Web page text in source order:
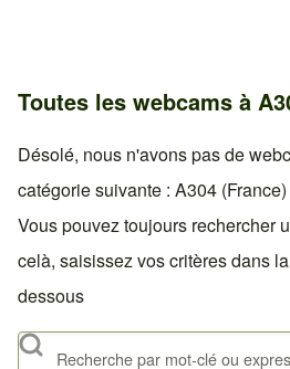
Toutes les webcams à
Désolé, nous n'avons pas de
catégorie suivante : A304
Vous pouvez toujours rechercher
celà, saisissez vos critères dans
dessous
Rechercher